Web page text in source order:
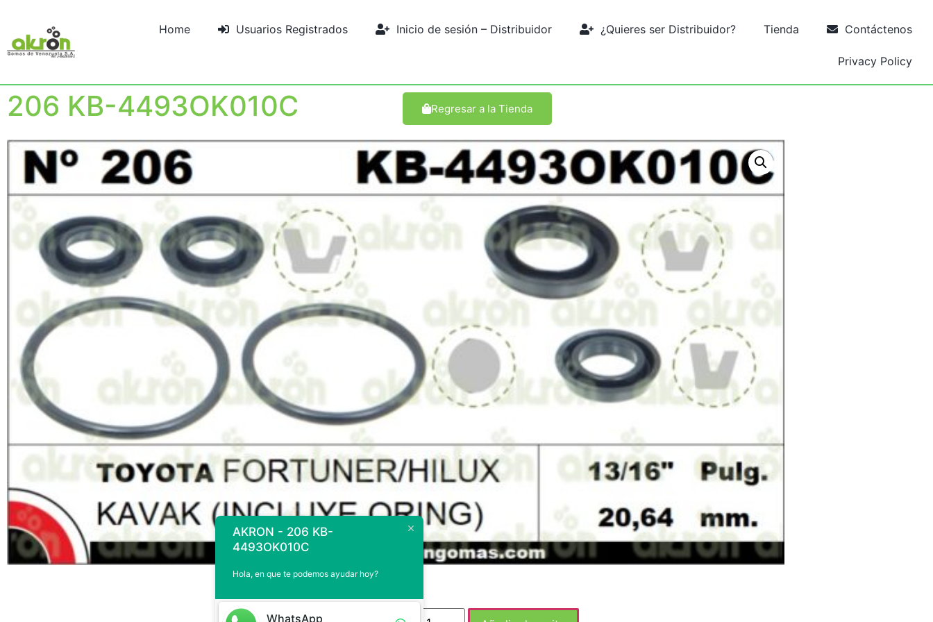
Home Usuarios Registrados Inicio de sesión – Distribuidor ¿Quieres ser Distribuidor? Tienda Contáctenos
Privacy Policy
206 KB-4493OK010C Regresar a la Tienda
AKRON - 206 KB-
4493OK010C
Hola, en que te podemos ayudar hoy?
WhatsApp